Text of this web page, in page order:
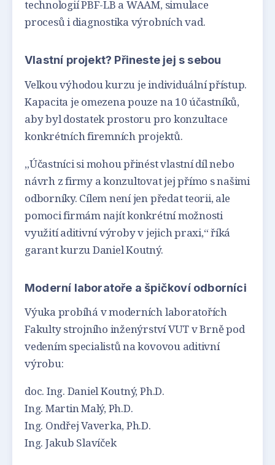
technologií PBF-LB a WAAM, simulace
procesů i diagnostika výrobních vad.
Vlastní projekt? Přineste jej s sebou
Velkou výhodou kurzu je individuální přístup.
Kapacita je omezena pouze na 10 účastníků,
aby byl dostatek prostoru pro konzultace
konkrétních firemních projektů.
„Účastníci si mohou přinést vlastní díl nebo
návrh z firmy a konzultovat jej přímo s našimi
odborníky. Cílem není jen předat teorii, ale
pomoci firmám najít konkrétní možnosti
využití aditivní výroby v jejich praxi,“ říká
garant kurzu Daniel Koutný.
Moderní laboratoře a špičkoví odborníci
Výuka probíhá v moderních laboratořích
Fakulty strojního inženýrství VUT v Brně pod
vedením specialistů na kovovou aditivní
výrobu:
doc. Ing. Daniel Koutný, Ph.D.
Ing. Martin Malý, Ph.D.
Ing. Ondřej Vaverka, Ph.D.
Ing. Jakub Slavíček